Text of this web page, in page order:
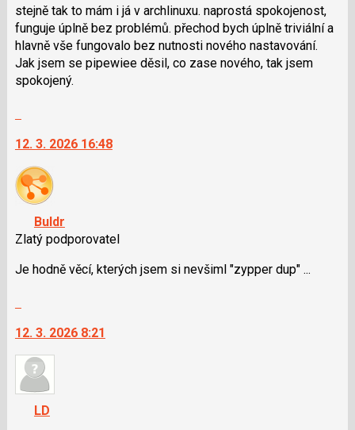
i
klávesy
N
pro
následující
předchozí
nový
názor
stejně tak to mám i já v archlinuxu. naprostá spokojenost,
funguje úplně bez problémů. přechod bych úplně triviální a
hlavně vše fungovalo bez nutnosti nového nastavování.
Jak jsem se pipewiee děsil, co zase nového, tak jsem
spokojený.
další
nový
názor.
K
navigaci
lze
použít
i
následující
a
P
pro
předchozí
12. 3. 2026 16:48
Buldr
Zlatý podporovatel
Je hodně věcí, kterých jsem si nevšiml "zypper dup" ...
další
nový
názor.
navigaci
lze
12. 3. 2026 8:21
LD